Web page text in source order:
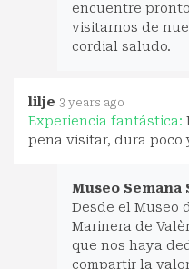
encuentre
visitarnos de
cordial saludo.
lilje 3 years ago
Experiencia fantástica:
pena visitar, dura poco
Museo Semana
Desde el Museo
Marinera de
que nos haya
compartir la